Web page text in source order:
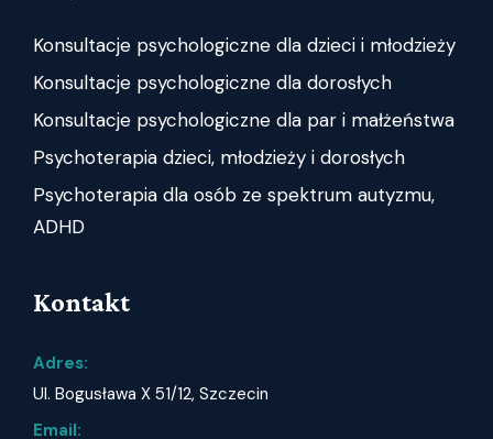
Konsultacje psychologiczne dla dzieci i młodzieży
Konsultacje psychologiczne dla dorosłych
Konsultacje psychologiczne dla par i małżeństwa
Psychoterapia dzieci, młodzieży i dorosłych
Psychoterapia dla osób ze spektrum autyzmu,
ADHD
Kontakt
Adres:
Ul. Bogusława X 51/12, Szczecin
Email: